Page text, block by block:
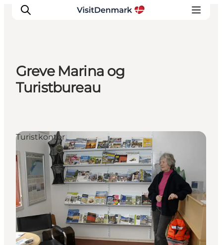
Inspiration
Planlæg ferien
Greve Marina og
Turistbureau
Turistkontor